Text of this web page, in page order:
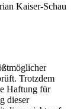
Kaiser-Schau
Trotzdem
Haftung für
dieser